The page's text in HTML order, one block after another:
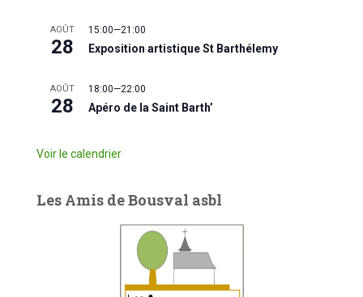
AOÛT
28
15:00—21:00
Exposition artistique St Barthélemy
AOÛT
28
18:00—22:00
Apéro de la Saint Barth’
Voir le calendrier
Les Amis de Bousval asbl